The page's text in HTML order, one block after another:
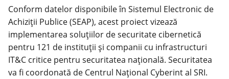
Conform datelor disponibile în Sistemul Electronic de
Achiziții Publice (SEAP), acest proiect vizează
implementarea soluțiilor de securitate cibernetică
pentru 121 de instituții și companii cu infrastructuri
IT&C critice pentru securitatea națională. Securitatea
va fi coordonată de Centrul Național Cyberint al SRI.